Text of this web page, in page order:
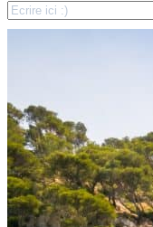
Search
for: